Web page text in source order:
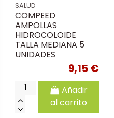
SALUD
COMPEED
AMPOLLAS
HIDROCOLOIDE
TALLA MEDIANA 5
UNIDADES
9,15 €
Añadir
al carrito